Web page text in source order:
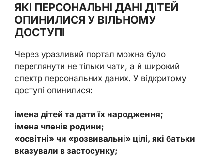
ЯКІ ПЕРСОНАЛЬНІ ДАНІ ДІТЕЙ
ОПИНИЛИСЯ У ВІЛЬНОМУ
ДОСТУПІ
Через уразливий портал можна було
переглянути не тільки чати, а й широкий
спектр персональних даних. У відкритому
доступі опинилися:
імена дітей та дати їх народження;
імена членів родини;
«освітні» чи «розвивальні» цілі, які батьки
вказували в застосунку;